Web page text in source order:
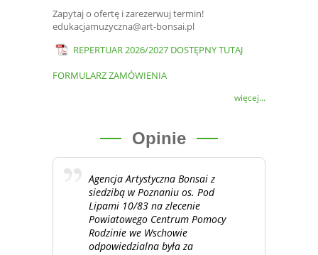
Zapytaj o ofertę i zarezerwuj termin!
edukacjamuzyczna@art-bonsai.pl
REPERTUAR 2026/2027 DOSTĘPNY TUTAJ
FORMULARZ ZAMÓWIENIA
więcej...
Opinie
Agencja Artystyczna Bonsai z
siedzibą w Poznaniu os. Pod
Lipami 10/83 na zlecenie
Powiatowego Centrum Pomocy
Rodzinie we Wschowie
odpowiedzialna była za